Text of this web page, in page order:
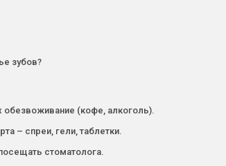
зубов?
(кофе, алкоголь).
– спреи, гели, таблетки.
стоматолога.